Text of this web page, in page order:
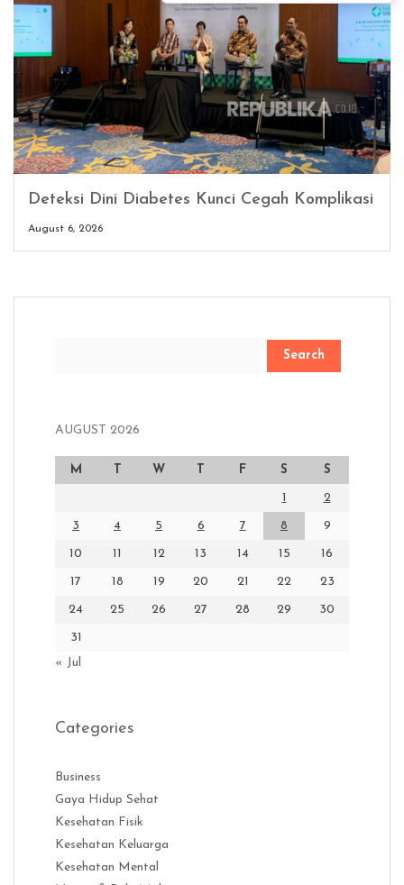
Deteksi Dini Diabetes Kunci Cegah Komplikasi
August 6, 2026
AUGUST 2026
M T W T F S S
1 2
3 4 5 6 7 8 9
10 11 12 13 14 15 16
17 18 19 20 21 22 23
24 25 26 27 28 29 30
31
« Jul
Categories
Business
Gaya Hidup Sehat
Kesehatan Fisik
Kesehatan Keluarga
Kesehatan Mental